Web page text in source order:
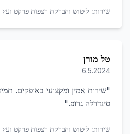
שירות: ליטוש והברקת רצפות פרקט ועץ
טל מורן
6.5.2024
"שירות אמין ומקצועי באופקים.
סינדרלה גרופ."
שירות: ליטוש והברקת רצפות פרקט ועץ